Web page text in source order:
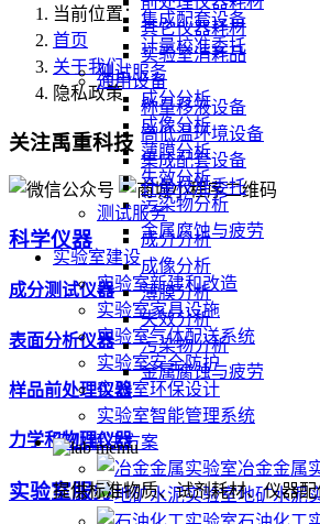
集成配套设备
计量校准委托
测试服务
成分分析
成像分析
薄膜分析
失效分析
污染物分析
金属腐蚀与疲劳
实验室建设
实验室新建和改造
实验室家具设施
实验室气体配送系统
实验室安全防护
实验室环保设计
实验室智能管理系统
行业解决方案
冶金金属
地矿水泥
其它仪器耗材
实验室消耗品
通用设备
称量移液设备
高低温环境设备
集成配套设备
计量校准委托
测试服务
成分分析
成像分析
薄膜分析
失效分析
污染物分析
金属腐蚀与疲劳
提供标准物质、试剂耗材、仪器
当前位置：
首页
关于我们
隐私政策
关注禹重科技
科学仪器
成分测试仪器
表面分析仪器
样品前处理仪器
力学和物理仪器
实验室服务